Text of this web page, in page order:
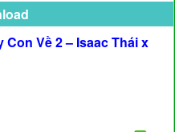
Về 2 – Isaac Thái x